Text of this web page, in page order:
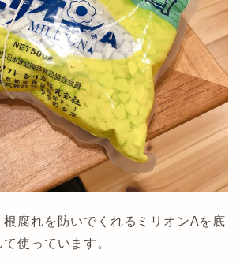
腐れを防いでくれるミリオンAを底
使っています。